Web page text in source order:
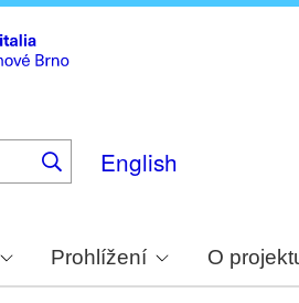
English
Prohlížení O